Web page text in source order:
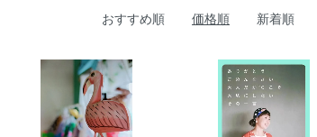
おすすめ順 価格順 新着順